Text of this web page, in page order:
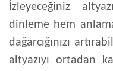
İzleyeceğiniz
dinleme hem
dağarcığınızı
altyazıyı ortadan